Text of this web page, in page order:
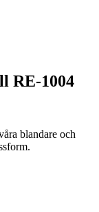
RE-1004
blandare och